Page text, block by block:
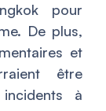
pour
De plus,
et
être
à